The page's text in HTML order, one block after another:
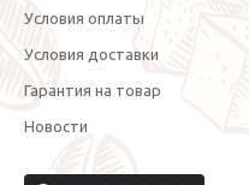
Условия оплаты
Условия доставки
Гарантия на товар
Новости